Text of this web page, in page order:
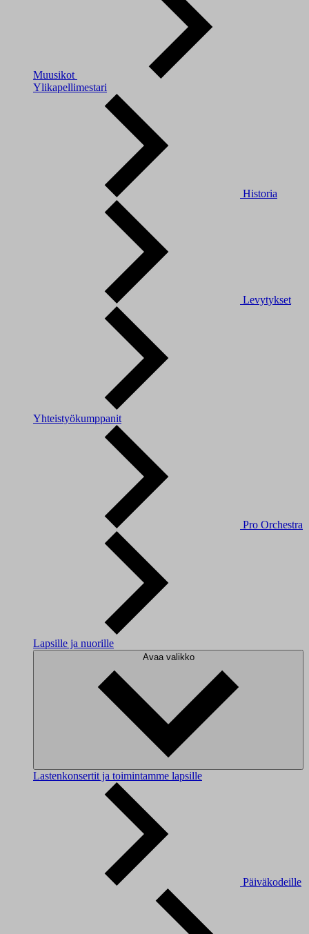
Muusikot
Ylikapellimestari
Historia
Levytykset
Yhteistyökumppanit
Pro Orchestra
Lapsille ja nuorille
Avaa valikko
Lastenkonsertit ja toimintamme lapsille
Päiväkodeille